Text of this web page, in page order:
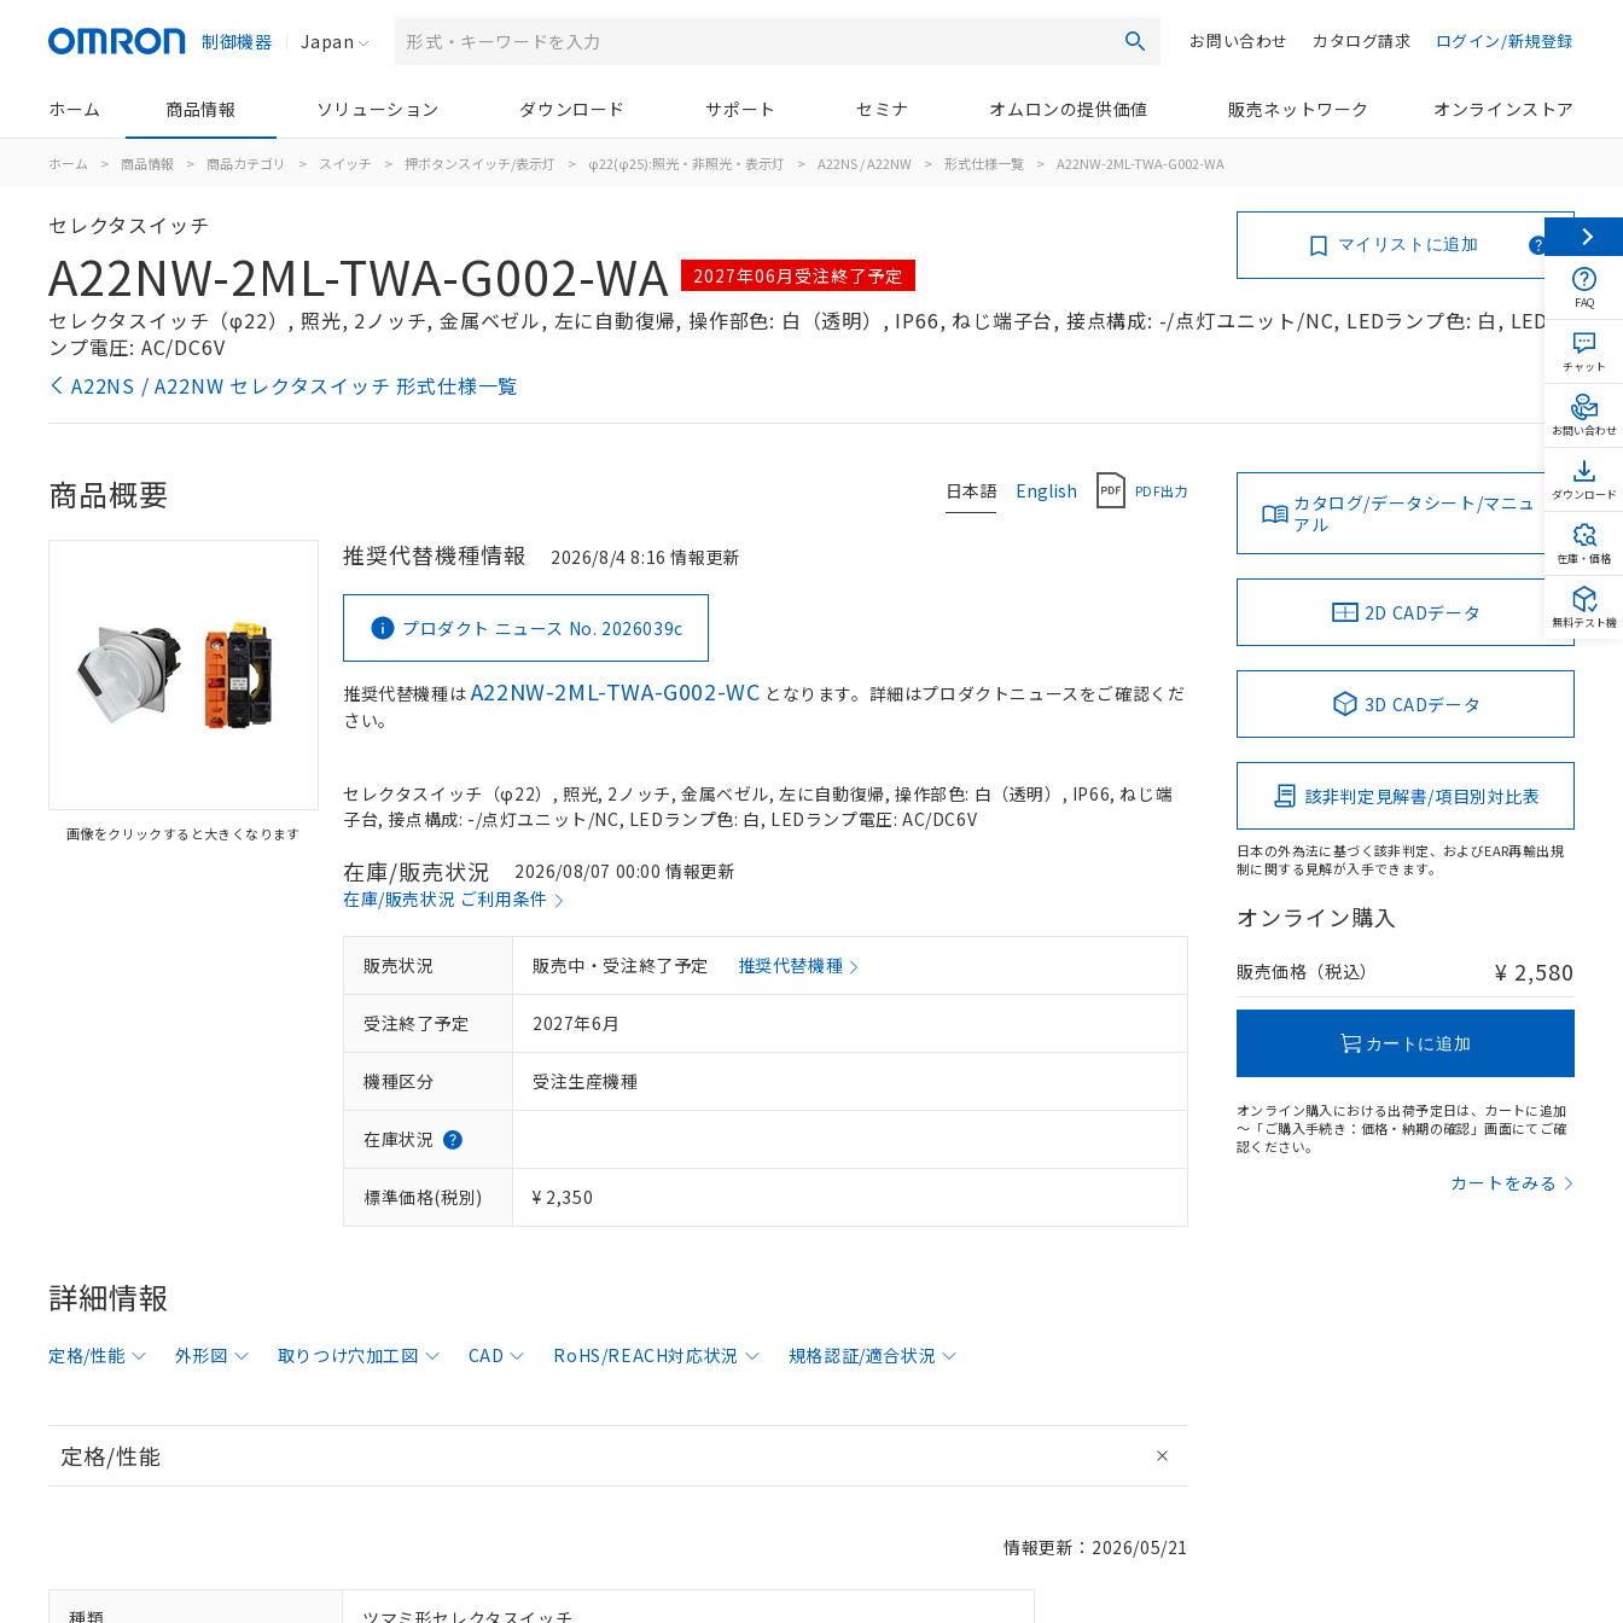
制御機器 Japan 検索 ログイン/新規登録
カタログ請求
お問い合わせ
ホーム 商品情報 ソリューション ダウンロード サポート セミナ オムロンの提供価値 販売ネットワーク オンラインストア
ホーム > 商品情報 > 商品カテゴリ > スイッチ > 押ボタンスイッチ/表示灯 > φ22(φ25):照光・非照光・表示灯 > A22NS / A22NW > 形式仕様一覧 > A22NW-2ML-TWA-G002-WA
セレクタスイッチ
A22NW-2ML-TWA-G002-WA 2027年06月受注終了予定
セレクタスイッチ（φ22）, 照光, 2ノッチ, 金属ベゼル, 左に自動復帰, 操作部色: 白（透明）, IP66, ねじ端子台, 接点構成: -/点灯ユニット/NC, LEDランプ色: 白, LEDラ
ンプ電圧: AC/DC6V
A22NS / A22NW セレクタスイッチ 形式仕様一覧
マイリストに追加
日本語 English PDF出力
商品概要
画像をクリックすると大きくなります
推奨代替機種情報 2026/8/4 8:16 情報更新
プロダクト ニュース No. 2026039c
推奨代替機種はA22NW-2ML-TWA-G002-WC となります。詳細はプロダクトニュースをご確認くだ
さい。
セレクタスイッチ（φ22）, 照光, 2ノッチ, 金属ベゼル, 左に自動復帰, 操作部色: 白（透明）, IP66, ねじ端
子台, 接点構成: -/点灯ユニット/NC, LEDランプ色: 白, LEDランプ電圧: AC/DC6V
在庫/販売状況
2026/08/07 00:00 情報更新
在庫/販売状況 ご利用条件
販売状況 販売中・受注終了予定 推奨代替機種
受注終了予定 2027年6月
機種区分 受注生産機種
在庫状況
標準価格(税別) ¥ 2,350
詳細情報
定格/性能 外形図 取りつけ穴加工図 CAD RoHS/REACH対応状況 規格認証/適合状況
定格/性能
情報更新：2026/05/21
種類 ツマミ形セレクタスイッチ
カタログ/データシート/マニュ
アル
2D CADデータ
3D CADデータ
該非判定見解書/項目別対比表
日本の外為法に基づく該非判定、およびEAR再輸出規
制に関する見解が入手できます。
オンライン購入
販売価格（税込） ¥ 2,580
カートに追加
オンライン購入における出荷予定日は、カートに追加
～「ご購入手続き：価格・納期の確認」画面にてご確
認ください。
カートをみる
FAQ
チャット
お問い合わせ
ダウンロード
在庫・価格
無料テスト機